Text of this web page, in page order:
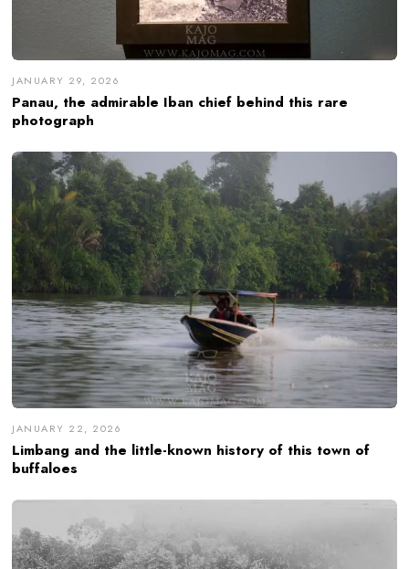
JANUARY 29, 2026
Panau, the admirable Iban chief behind this rare
photograph
JANUARY 22, 2026
Limbang and the little-known history of this town of
buffaloes